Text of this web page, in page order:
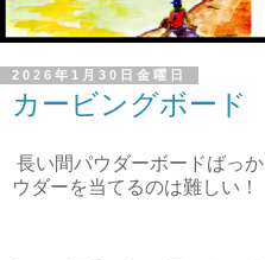
2026年1月30日金曜日
カービングボード
長い間パウダーボードばっ
ウダーを当てるのは難しい！